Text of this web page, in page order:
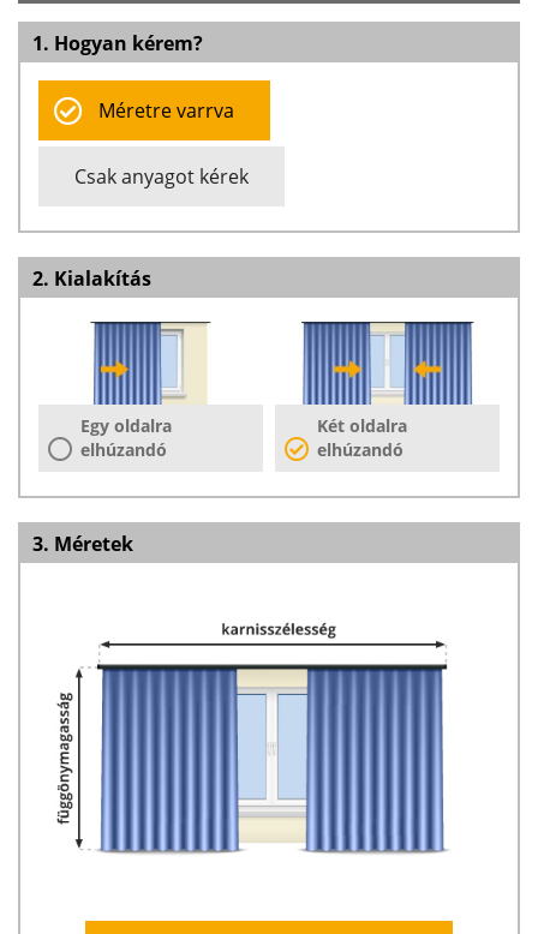
1. Hogyan kérem?
Méretre varrva
Csak anyagot kérek
2. Kialakítás
Egy oldalra
elhúzandó
Két oldalra
elhúzandó
3. Méretek